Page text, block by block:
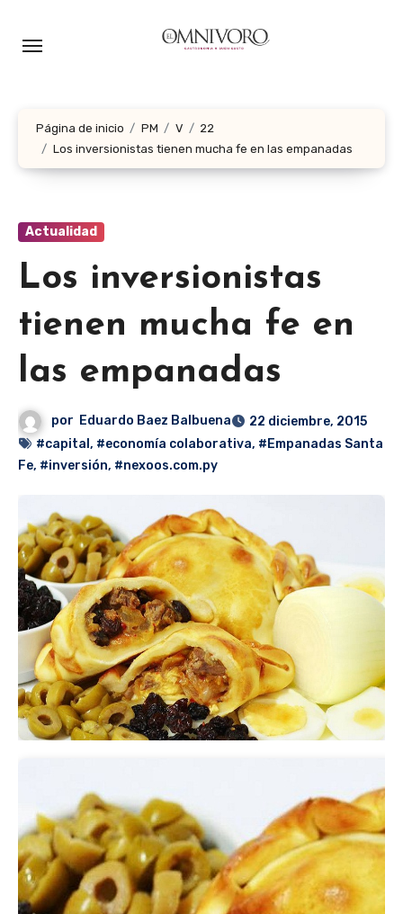
Página de inicio PM V
22
Los inversionistas tienen mucha fe en las empanadas
Actualidad
Los inversionistas
tienen mucha fe en
las empanadas
por Eduardo Baez Balbuena
22 diciembre, 2015
#capital , #economía colaborativa, #Empanadas Santa
Fe, #inversión, #nexoos.com.py